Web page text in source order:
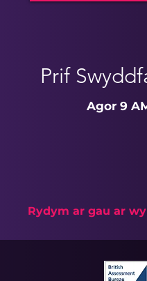
Prif
Agor 9
Rydym ar gau ar